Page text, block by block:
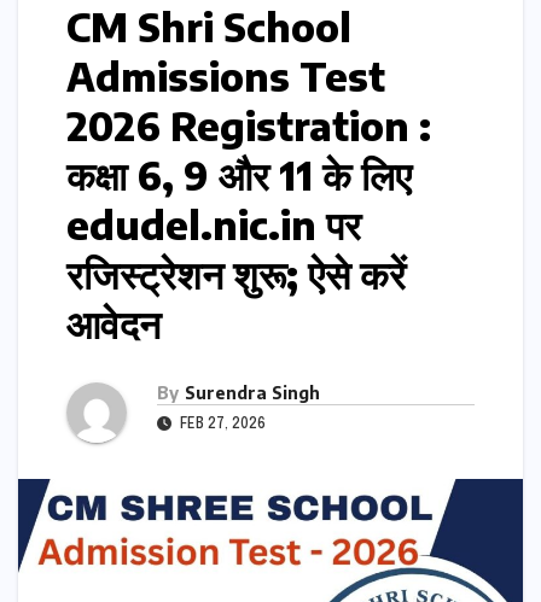
CM Shri School
Admissions Test
2026 Registration :
कक्षा 6, 9 और 11 के लिए
edudel.nic.in पर
रजिस्ट्रेशन शुरू; ऐसे करें
आवेदन
By Surendra Singh
FEB 27, 2026